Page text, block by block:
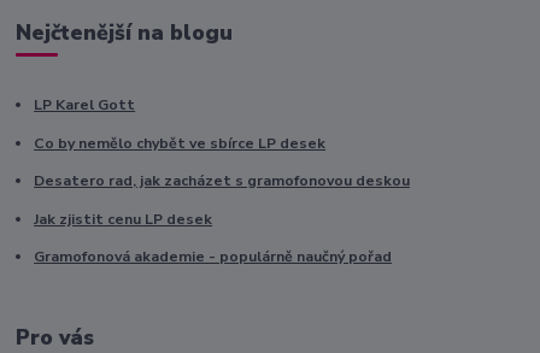
Nejčtenější na blogu
LP Karel Gott
Co by nemělo chybět ve sbírce LP desek
Desatero rad, jak zacházet s gramofonovou deskou
Jak zjistit cenu LP desek
Gramofonová akademie - populárně naučný pořad
Pro vás